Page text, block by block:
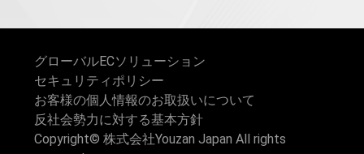
グローバルECソリューション
セキュリティポリシー
お客様の個人情報のお取扱いについて
反社会勢力に対する基本方針
Copyright© 株式会社Youzan Japan All rights